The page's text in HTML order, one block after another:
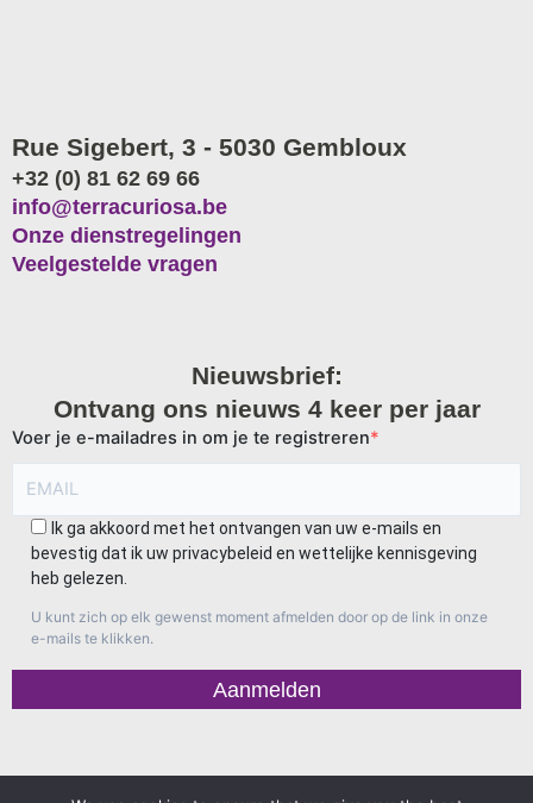
Rue Sigebert, 3 - 5030 Gembloux
+32 (0) 81 62 69 66
info@terracuriosa.be
Onze dienstregelingen
Veelgestelde vragen
Nieuwsbrief:
Ontvang ons nieuws 4 keer per jaar
Voer je e-mailadres in om je te registreren
Ik ga akkoord met het ontvangen van uw e-mails en
bevestig dat ik uw privacybeleid en wettelijke kennisgeving
heb gelezen.
U kunt zich op elk gewenst moment afmelden door op de link in onze
e-mails te klikken.
Aanmelden